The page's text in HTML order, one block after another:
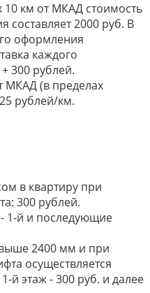
км от МКАД стоимость
составляет 2000 руб. В
оформления
каждого
300 рублей.
МКАД (в пределах
рублей/км.
в квартиру при
300 рублей.
1-й и последующие
2400 мм и при
осуществляется
й этаж - 300 руб. и далее